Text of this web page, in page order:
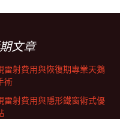
文章
雷射費用與恢復期專業天鵝
術
雷射費用與隱形鐵窗術式優